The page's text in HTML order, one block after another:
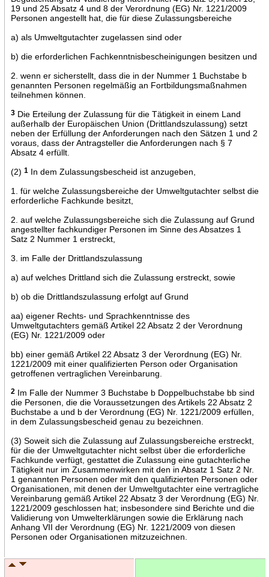
19 und 25 Absatz 4 und 8 der Verordnung (EG) Nr. 1221/2009
Personen angestellt hat, die für diese Zulassungsbereiche
a) als Umweltgutachter zugelassen sind oder
b) die erforderlichen Fachkenntnisbescheinigungen besitzen und
2. wenn er sicherstellt, dass die in der Nummer 1 Buchstabe b
genannten Personen regelmäßig an Fortbildungsmaßnahmen
teilnehmen können.
3Die Erteilung der Zulassung für die Tätigkeit in einem Land
außerhalb der Europäischen Union (Drittlandszulassung) setzt
neben der Erfüllung der Anforderungen nach den Sätzen 1 und 2
voraus, dass der Antragsteller die Anforderungen nach § 7
Absatz 4 erfüllt.
(2) 1In dem Zulassungsbescheid ist anzugeben,
1. für welche Zulassungsbereiche der Umweltgutachter selbst die
erforderliche Fachkunde besitzt,
2. auf welche Zulassungsbereiche sich die Zulassung auf Grund
angestellter fachkundiger Personen im Sinne des Absatzes 1
Satz 2 Nummer 1 erstreckt,
3. im Falle der Drittlandszulassung
a) auf welches Drittland sich die Zulassung erstreckt, sowie
b) ob die Drittlandszulassung erfolgt auf Grund
aa) eigener Rechts- und Sprachkenntnisse des
Umweltgutachters gemäß Artikel 22 Absatz 2 der Verordnung
(EG) Nr. 1221/2009 oder
bb) einer gemäß Artikel 22 Absatz 3 der Verordnung (EG) Nr.
1221/2009 mit einer qualifizierten Person oder Organisation
getroffenen vertraglichen Vereinbarung.
2Im Falle der Nummer 3 Buchstabe b Doppelbuchstabe bb sind
die Personen, die die Voraussetzungen des Artikels 22 Absatz 2
Buchstabe a und b der Verordnung (EG) Nr. 1221/2009 erfüllen,
in dem Zulassungsbescheid genau zu bezeichnen.
(3) Soweit sich die Zulassung auf Zulassungsbereiche erstreckt,
für die der Umweltgutachter nicht selbst über die erforderliche
Fachkunde verfügt, gestattet die Zulassung eine gutachterliche
Tätigkeit nur im Zusammenwirken mit den in Absatz 1 Satz 2 Nr.
1 genannten Personen oder mit den qualifizierten Personen oder
Organisationen, mit denen der Umweltgutachter eine vertragliche
Vereinbarung gemäß Artikel 22 Absatz 3 der Verordnung (EG) Nr.
1221/2009 geschlossen hat; insbesondere sind Berichte und die
Validierung von Umwelterklärungen sowie die Erklärung nach
Anhang VII der Verordnung (EG) Nr. 1221/2009 von diesen
Personen oder Organisationen mitzuzeichnen.